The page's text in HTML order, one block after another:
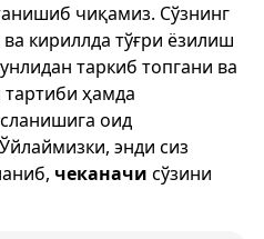
чиқамиз. Сўзнинг
кириллда тўғри ёзилиш
таркиб топгани ва
ҳамда
оид
энди сиз
чеканачи сўзини